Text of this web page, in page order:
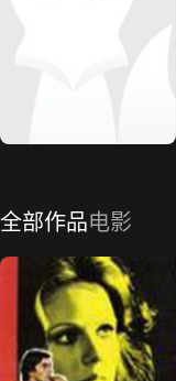
全部作品电影